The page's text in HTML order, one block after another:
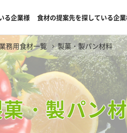
る企業様 食材の提案先を探している企
業務用食材一覧 製菓・製パン材料
・製パン